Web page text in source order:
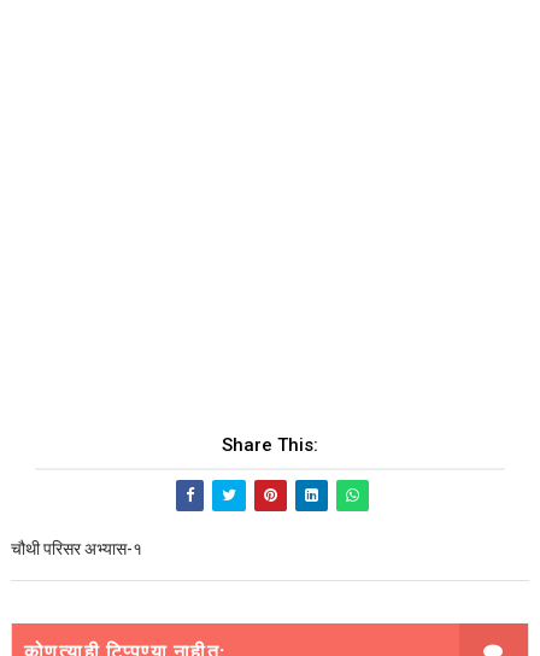
Share This:
चौथी परिसर अभ्यास-१
कोणत्याही टिप्पण्‍या नाहीत: